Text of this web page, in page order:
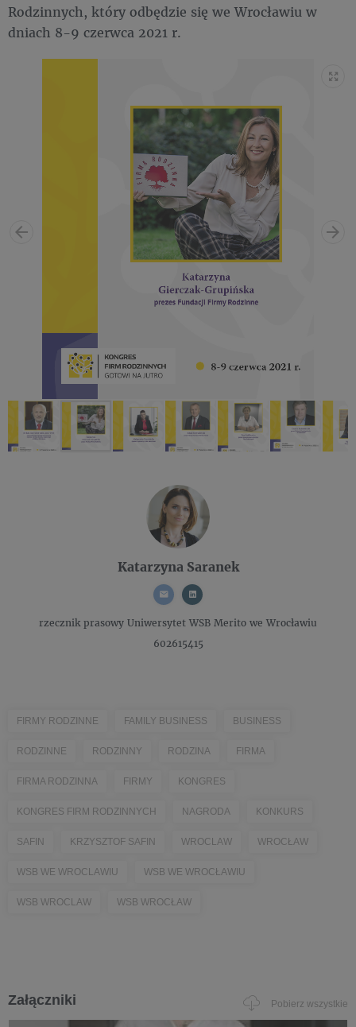
Rodzinnych, który odbędzie się we Wrocławiu w
dniach 8-9 czerwca 2021 r.
Katarzyna Saranek
rzecznik prasowy Uniwersytet WSB Merito we Wrocławiu
602615415
FIRMY RODZINNE FAMILY BUSINESS BUSINESS
RODZINNE RODZINNY RODZINA FIRMA
FIRMA RODZINNA FIRMY KONGRES
KONGRES FIRM RODZINNYCH NAGRODA KONKURS
SAFIN KRZYSZTOF SAFIN WROCLAW WROCŁAW
WSB WE WROCLAWIU WSB WE WROCŁAWIU
WSB WROCLAW WSB WROCŁAW
Załączniki Pobierz wszystkie